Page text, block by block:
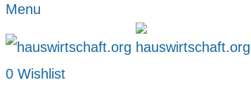
Menu
0 Wishlist